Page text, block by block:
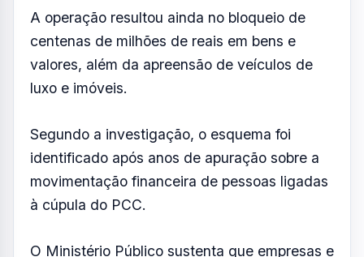
operadores financeiros eram utilizados para
dar aparência legal ao dinheiro proveniente
de atividades criminosas.
ainda analisa a denúncia e nega qualquer
participação da influenciadora em
organização criminosa ou prática de lavagem
de dinheiro.
Os advogados sustentam que ela não possui